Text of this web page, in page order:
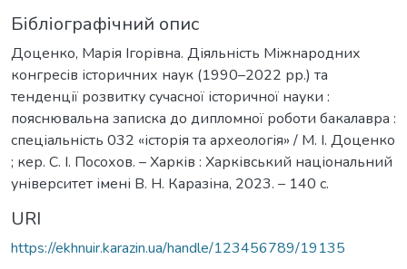
Бібліографічний опис
Доценко, Марія Ігорівна. Діяльність Міжнародних
конгресів історичних наук (1990–2022 рр.) та
тенденції розвитку сучасної історичної науки :
пояснювальна записка до дипломної роботи бакалавра :
спеціальність 032 «історія та археологія» / М. І. Доценко
; кер. С. І. Посохов. – Харків : Харківський національний
університет імені В. Н. Каразіна, 2023. – 140 с.
URI
https://ekhnuir.karazin.ua/handle/123456789/19135